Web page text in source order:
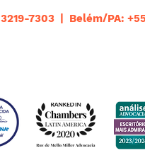
7303 | Belém/PA: